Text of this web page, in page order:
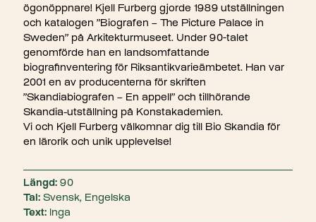
ögonöppnare! Kjell Furberg gjorde 1989 utställningen
och katalogen ”Biografen – The Picture Palace in
Sweden” på Arkitekturmuseet. Under 90-talet
genomförde han en landsomfattande
biografinventering för Riksantikvarieämbetet. Han var
2001 en av producenterna för skriften
”Skandiabiografen – En appell” och tillhörande
Skandia-utställning på Konstakademien.
Vi och Kjell Furberg välkomnar dig till Bio Skandia för
en lärorik och unik upplevelse!
Längd: 90
Tal: Svensk, Engelska
Text:
Inga